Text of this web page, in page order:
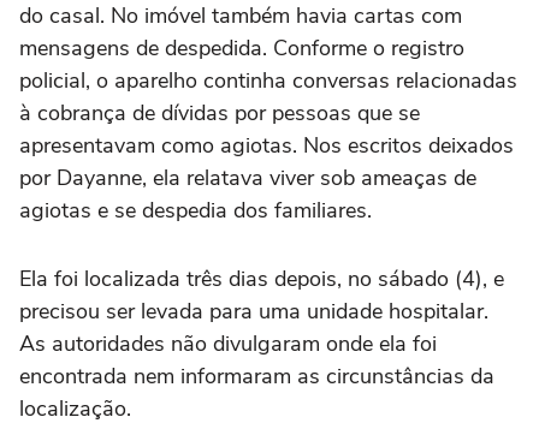
do casal. No imóvel também havia cartas com
mensagens de despedida. Conforme o registro
policial, o aparelho continha conversas relacionadas
à cobrança de dívidas por pessoas que se
apresentavam como agiotas. Nos escritos deixados
por Dayanne, ela relatava viver sob ameaças de
agiotas e se despedia dos familiares.
Ela foi localizada três dias depois, no sábado (4), e
precisou ser levada para uma unidade hospitalar.
As autoridades não divulgaram onde ela foi
encontrada nem informaram as circunstâncias da
localização.